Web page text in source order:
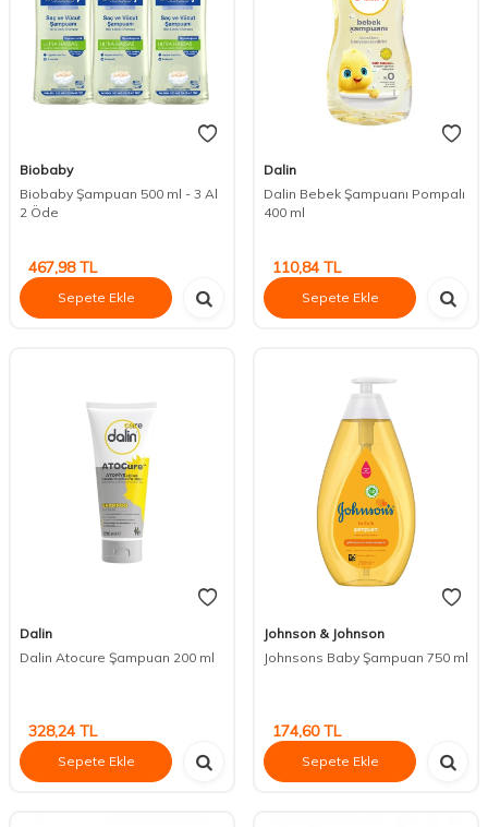
Biobaby
Biobaby Şampuan 500 ml - 3 Al
2 Öde
467,98TL
Sepete Ekle
Dalin
Dalin Bebek Şampuanı Pompalı
400 ml
110,84 TL
Sepete Ekle
Dalin
Dalin Atocure Şampuan 200 ml
328,24 TL
Sepete Ekle
Johnson & Johnson
Johnsons Baby Şampuan 750 ml
174,60TL
Sepete Ekle